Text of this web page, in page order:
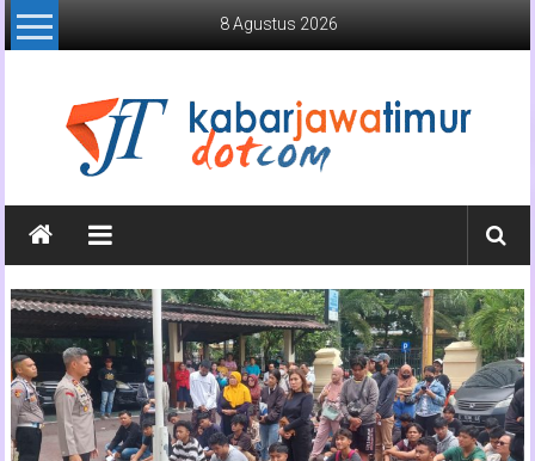
Lompat
ke
8 Agustus 2026
Kabar
Jawa
Timur
Media
Online
Jawa
Timur